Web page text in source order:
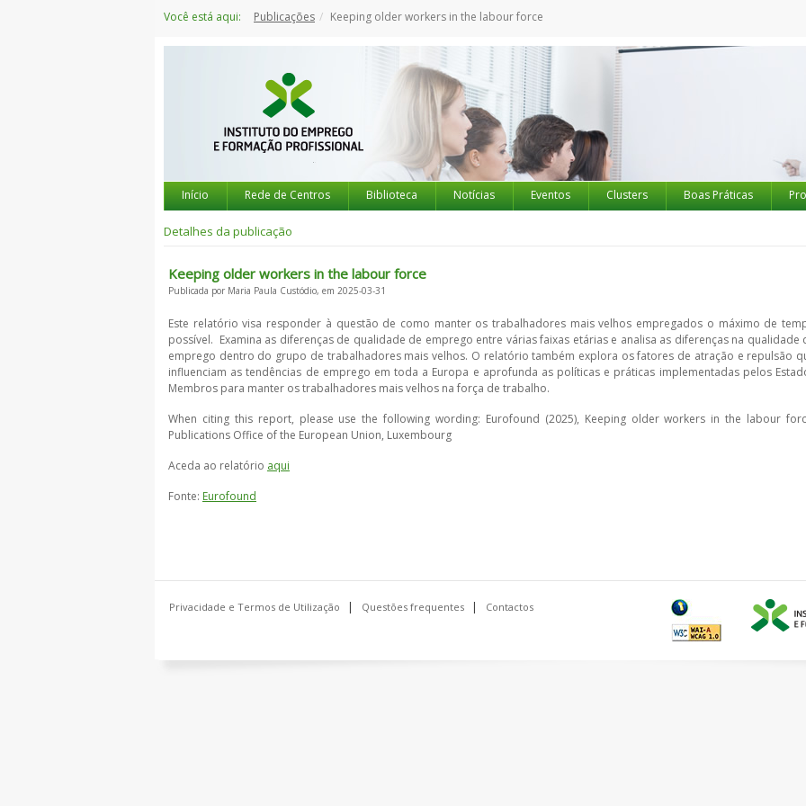
para
Você está aqui: Publicações Keeping older workers in the labour force
Início Rede de Centros Biblioteca Notícias Eventos Clusters Boas Práticas
Detalhes da publicação
Keeping older workers in the labour force
Publicada por Maria Paula Custódio, em 2025-03-31
Este relatório visa responder à questão de como manter os trabalhadores mais velhos empregados o máximo de
possível. Examina as diferenças de qualidade de emprego entre várias faixas etárias e analisa as diferenças na qualidade
emprego dentro do grupo de trabalhadores mais velhos. O relatório também explora os fatores de atração e repulsão
influenciam as tendências de emprego em toda a Europa e aprofunda as políticas e práticas implementadas pelos
Membros para manter os trabalhadores mais velhos na força de trabalho.
When citing this report, please use the following wording: Eurofound (2025), Keeping older workers in the labour
Publications Office of the European Union, Luxembourg
Aceda ao relatório aqui
Fonte: Eurofound
Privacidade e Termos de Utilização Questões frequentes Contactos